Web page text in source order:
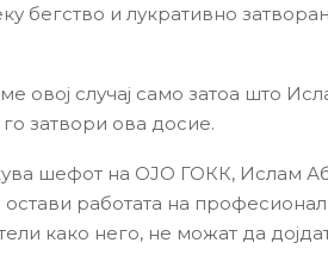
бегство и лукративно
овој случај само затоа што
затвори ова досие.
шефот на ОЈО ГОКК, Ислам
остави работата на
како него, не можат да